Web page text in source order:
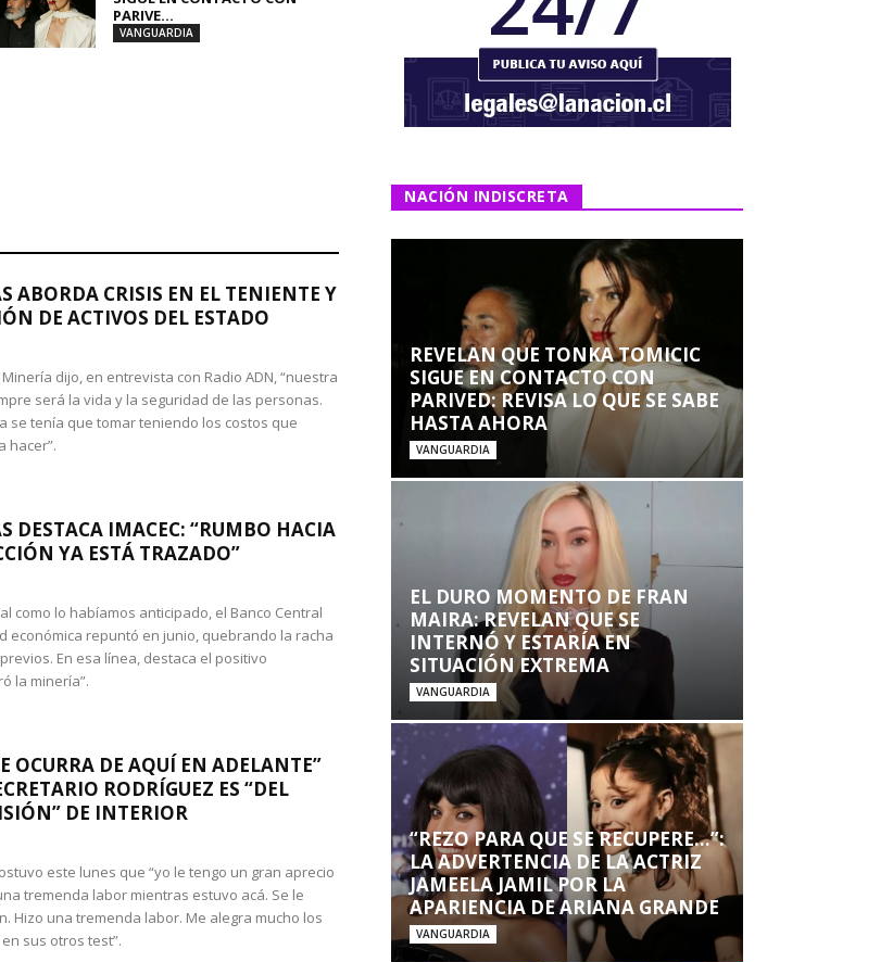
PARIVE...
VANGUARDIA
ABORDA CRISIS EN EL TENIENTE Y
DE ACTIVOS DEL ESTADO
dijo, en entrevista con Radio ADN, “nuestra
será la vida y la seguridad de las personas.
se tenía que tomar teniendo los costos que
hacer”.
DESTACA IMACEC: “RUMBO HACIA
YA ESTÁ TRAZADO”
como lo habíamos anticipado, el Banco Central
económica repuntó en junio, quebrando la racha
En esa línea, destaca el positivo
la minería”.
OCURRA DE AQUÍ EN ADELANTE”
RODRÍGUEZ ES “DEL
DE INTERIOR
este lunes que “yo le tengo un gran aprecio
tremenda labor mientras estuvo acá. Se le
Hizo una tremenda labor. Me alegra mucho los
sus otros test”.
NACIÓN INDISCRETA
REVELAN QUE TONKA TOMICIC
SIGUE EN CONTACTO CON
PARIVED: REVISA LO QUE SE SABE
HASTA AHORA
VANGUARDIA
EL DURO MOMENTO DE FRAN
MAIRA: REVELAN QUE SE
INTERNÓ Y ESTARÍA EN
SITUACIÓN EXTREMA
VANGUARDIA
“REZO PARA QUE SE RECUPERE…”:
LA ADVERTENCIA DE LA ACTRIZ
JAMEELA JAMIL POR LA
APARIENCIA DE ARIANA GRANDE
VANGUARDIA